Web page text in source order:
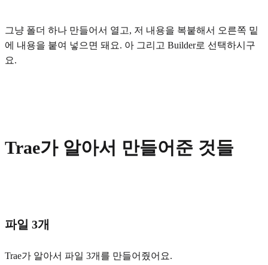
그냥 폴더 하나 만들어서 열고, 저 내용을 복붙해서 오른쪽 밑
에 내용을 붙여 넣으면 돼요. 아 그리고 Builder로 선택하시구
요.
Trae가 알아서 만들어준 것들
파일 3개
Trae가 알아서 파일 3개를 만들어줬어요.